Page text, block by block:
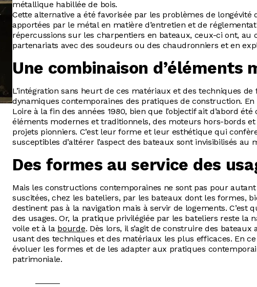
métallique habillée de bois.
Cette alternative a été favorisée par les problèmes de
apportées par le métal en matière d’entretien et de
répercussions sur les charpentiers en bateaux, ceux-ci ont,
partenariats avec des soudeurs ou des chaudronniers et en
Une combinaison
L’intégration sans heurt de ces matériaux et des techniques
dynamiques contemporaines des pratiques de construction.
Loire à la fin des années 1980, bien que l’objectif ait d’abord
éléments modernes et traditionnels, des moteurs hors-bords et
projets pionniers. C’est leur forme et leur esthétique qui
susceptibles d’altérer l’aspect des bateaux sont invisibilisés au
Des formes au service des
Mais les constructions contemporaines ne sont pas pour
suscitées, chez les bateliers, par les bateaux dont les formes,
destinent pas à la navigation mais à servir de logements.
des usages. Or, la pratique privilégiée par les bateliers reste
voile et à la bourde. Dès lors, il s’agit de construire des
usant des techniques et des matériaux les plus efficaces. En
évoluer les formes et de les adapter aux pratiques
patrimoniale.